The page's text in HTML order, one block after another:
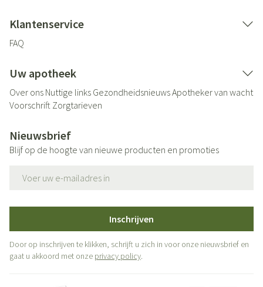
Klantenservice
FAQ
Uw apotheek
Over ons Nuttige links GezondheidsnieuwsApotheker van wacht
Voorschrift Zorgtarieven
Nieuwsbrief
Blijf op de hoogte van nieuwe producten en promoties
Inschrijven
Door op inschrijven te klikken, schrijft u zich in voor onze nieuwsbrief en
gaat u akkoord met onze privacy policy.